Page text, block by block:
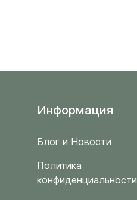
Информация
Блог и Новости
Политика
конфиденциальности